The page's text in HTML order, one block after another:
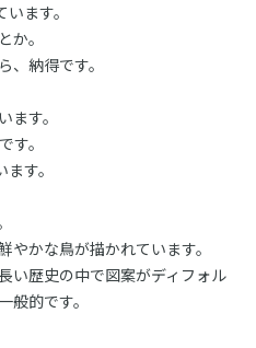
ます。
か。
、納得です。
す。
。
す。
やかな鳥が描かれています。
い歴史の中で図案がディフォル
般的です。